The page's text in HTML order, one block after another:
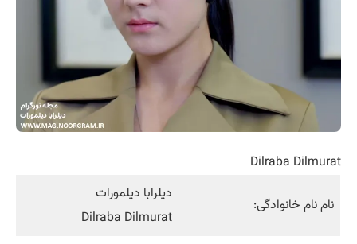
Dilraba Dilmurat
نام نام خانوادگی:
دیلرابا دیلمورات
Dilraba Dilmurat